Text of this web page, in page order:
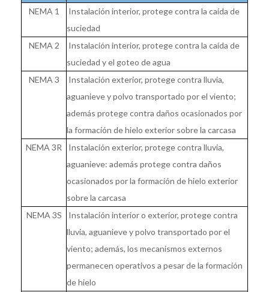
NEMA 1
Instalación interior, protege contra la caída de
suciedad
NEMA 2
Instalación interior, protege contra la caída de
suciedad y el goteo de agua
NEMA 3
Instalación exterior, protege contra lluvia,
aguanieve y polvo transportado por el viento;
además protege contra daños ocasionados por
la formación de hielo exterior sobre la carcasa
NEMA 3R
Instalación exterior, protege contra lluvia,
aguanieve: además protege contra daños
ocasionados por la formación de hielo exterior
sobre la carcasa
NEMA 3S
Instalación interior o exterior, protege contra
lluvia, aguanieve y polvo transportado por el
viento; además, los mecanismos externos
permanecen operativos a pesar de la formación
de hielo